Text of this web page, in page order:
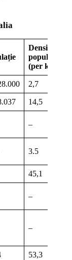
Densitatea
populației
(per km²)
2,7
14,5
–
3.5
45,1
–
–
53,3